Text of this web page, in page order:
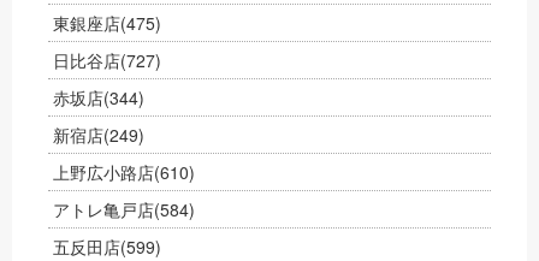
東銀座店(475)
日比谷店(727)
赤坂店(344)
新宿店(249)
上野広小路店(610)
アトレ亀戸店(584)
五反田店(599)